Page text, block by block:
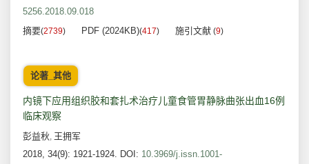
5256.2018.09.018
摘要(2739) PDF (2024KB)(417) 施引文献 (9)
论著_其他
内镜下应用组织胶和套扎术治疗儿童食管胃静脉曲张出血16例
临床观察
彭益秋, 王拥军
2018, 34(9): 1921-1924. DOI: 10.3969/j.issn.1001-